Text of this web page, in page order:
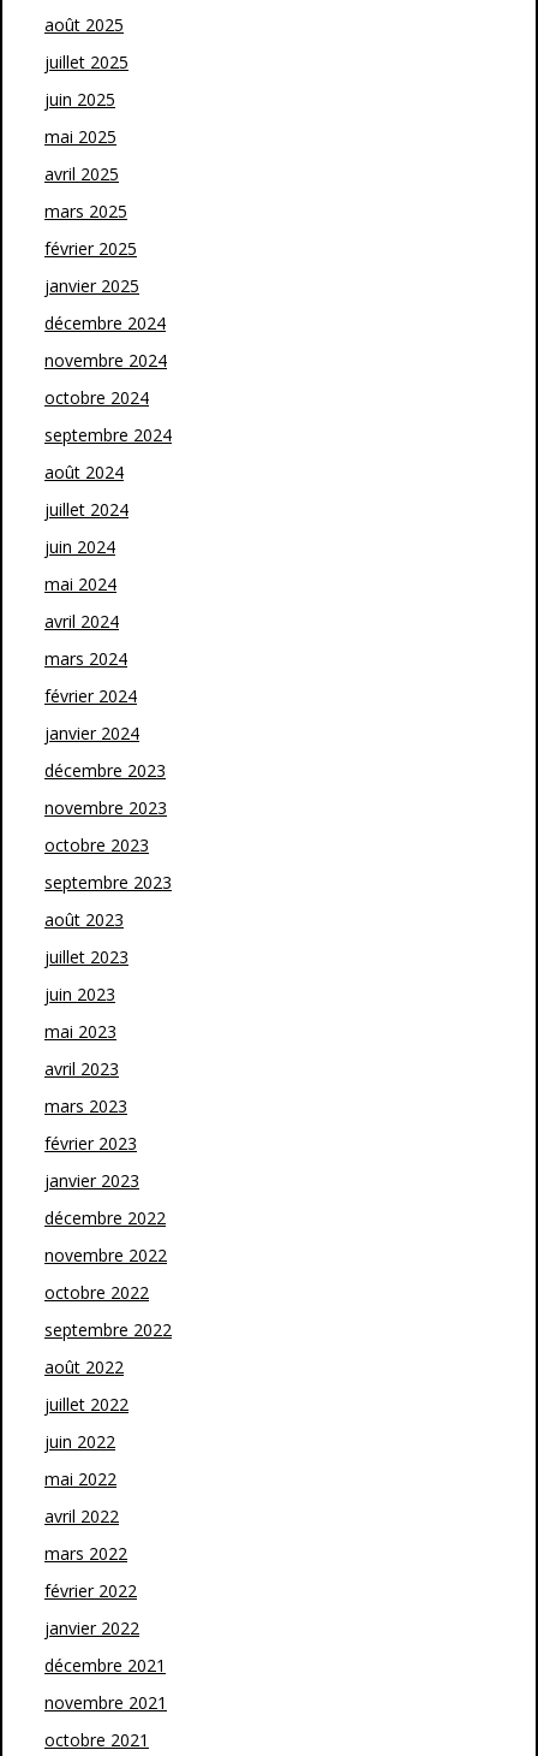
août 2025
juillet 2025
juin 2025
mai 2025
avril 2025
mars 2025
février 2025
janvier 2025
décembre 2024
novembre 2024
octobre 2024
septembre 2024
août 2024
juillet 2024
juin 2024
mai 2024
avril 2024
mars 2024
février 2024
janvier 2024
décembre 2023
novembre 2023
octobre 2023
septembre 2023
août 2023
juillet 2023
juin 2023
mai 2023
avril 2023
mars 2023
février 2023
janvier 2023
décembre 2022
novembre 2022
octobre 2022
septembre 2022
août 2022
juillet 2022
juin 2022
mai 2022
avril 2022
mars 2022
février 2022
janvier 2022
décembre 2021
novembre 2021
octobre 2021